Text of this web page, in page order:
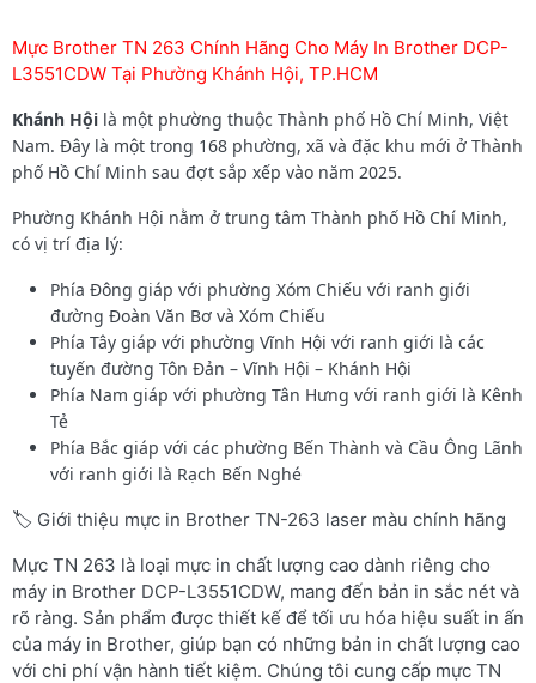
Mực Brother TN 263 Chính Hãng Cho Máy In Brother DCP-
L3551CDW Tại Phường Khánh Hội, TP.HCM
Khánh Hội là một phường thuộc Thành phố Hồ Chí Minh, Việt
Nam. Đây là một trong 168 phường, xã và đặc khu mới ở Thành
phố Hồ Chí Minh sau đợt sắp xếp vào năm 2025.
Phường Khánh Hội nằm ở trung tâm Thành phố Hồ Chí Minh,
có vị trí địa lý:
Phía Đông giáp với phường Xóm Chiếu với ranh giới
đường Đoàn Văn Bơ và Xóm Chiếu
Phía Tây giáp với phường Vĩnh Hội với ranh giới là các
tuyến đường Tôn Đản – Vĩnh Hội – Khánh Hội
Phía Nam giáp với phường Tân Hưng với ranh giới là Kênh
Tẻ
Phía Bắc giáp với các phường Bến Thành và Cầu Ông Lãnh
với ranh giới là Rạch Bến Nghé
🏷️ Giới thiệu mực in Brother TN-263 laser màu chính hãng
Mực TN 263 là loại mực in chất lượng cao dành riêng cho
máy in Brother DCP-L3551CDW, mang đến bản in sắc nét và
rõ ràng. Sản phẩm được thiết kế để tối ưu hóa hiệu suất in ấn
của máy in Brother, giúp bạn có những bản in chất lượng cao
với chi phí vận hành tiết kiệm. Chúng tôi cung cấp mực TN